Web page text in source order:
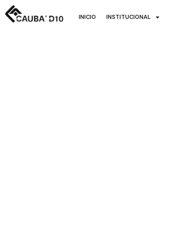
INICIO INSTITUCIONAL